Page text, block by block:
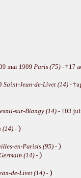
mai 1909 Paris (75) - †17
Saint-Jean-de-Livet (14) -
sur-Blangy (14) - †03
(14)- )
en-Parisis (95)- )
(14)- )
de-Livet (14) - )